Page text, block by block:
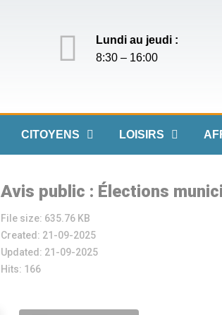
Lundi au jeudi :
8:30 – 16:00
CITOYENS LOISIRS
Avis public : Élections
File size: 635.76 KB
Created: 21-09-2025
Updated: 21-09-2025
Hits: 166